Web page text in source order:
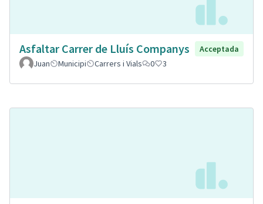
Asfaltar Carrer de Lluís Companys
Acceptada
Juan
Municipi Carrers i Vials 0 3